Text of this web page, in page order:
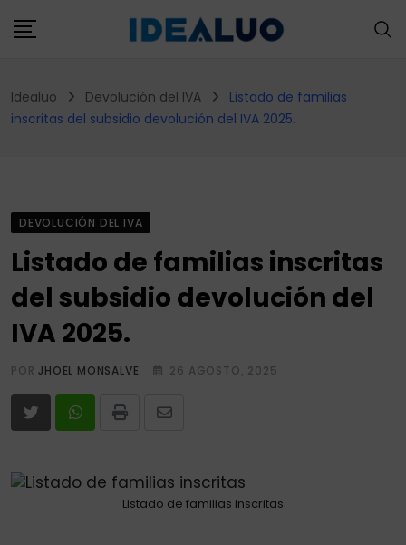
to
Idealuo Devolución del IVA
Listado de familias
inscritas del subsidio devolución del IVA 2025.
DEVOLUCIÓN DEL IVA
Listado de familias inscritas
del subsidio devolución del
IVA 2025.
PORJHOEL MONSALVE 26 AGOSTO, 2025
Print
Share
Listado de familias inscritas